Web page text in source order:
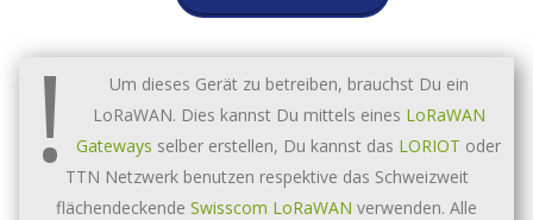
LoraWAN
Menge
!
Um dieses Gerät zu betreiben, brauchst Du ein
LoRaWAN. Dies kannst Du mittels eines LoRaWAN
Gateways selber erstellen, Du kannst das LORIOT oder
TTN Netzwerk benutzen respektive das Schweizweit
flächendeckende Swisscom LoRaWAN verwenden. Alle